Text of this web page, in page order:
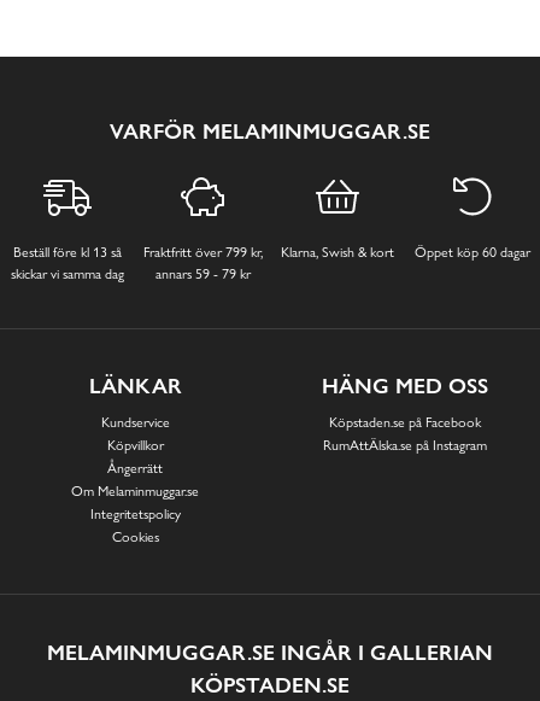
VARFÖR MELAMINMUGGAR.SE
Beställ före kl 13 så
skickar vi samma dag
Fraktfritt över 799 kr,
annars 59 - 79 kr
Klarna, Swish & kort Öppet köp 60 dagar
LÄNKAR
Kundservice
Köpvillkor
Ångerrätt
Om Melaminmuggar.se
Integritetspolicy
Cookies
HÄNG MED OSS
Köpstaden.se på Facebook
RumAttÄlska.se på Instagram
MELAMINMUGGAR.SE INGÅR I GALLERIAN
KÖPSTADEN.SE